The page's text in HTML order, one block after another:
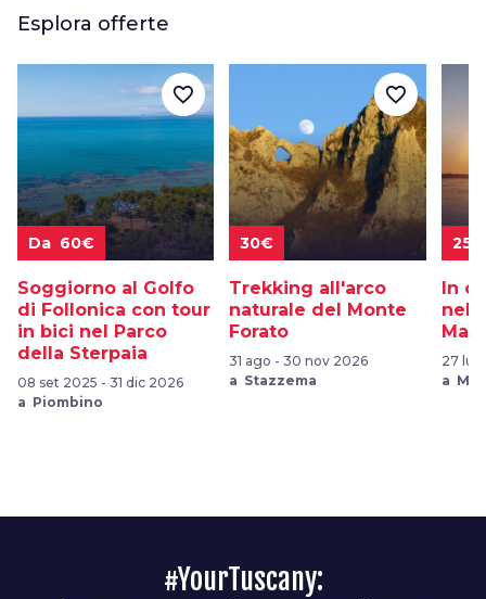
Esplora offerte
Da 60€
Soggiorno al Golfo
di Follonica con tour
in bici nel Parco
della Sterpaia
08 set 2025 - 31 dic 2026
a Piombino
favorite_border
30€
Trekking all'arco
naturale del Monte
Forato
31 ago - 30 nov 2026
a Stazzema
favorite_border
25€
In
nel
27
a
#YourTuscany: